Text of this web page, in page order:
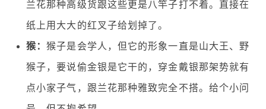
兰花那种高级货跟这些更是八竿子打不着。直接在
纸上用大大的红叉子给划掉了。
猴：猴子是会学人，但它的形象一直是山大王、野
猴子，要说偷金银是它干的，穿金戴银那架势就有
点小家子气，跟兰花那种雅致完全不搭。给个小问